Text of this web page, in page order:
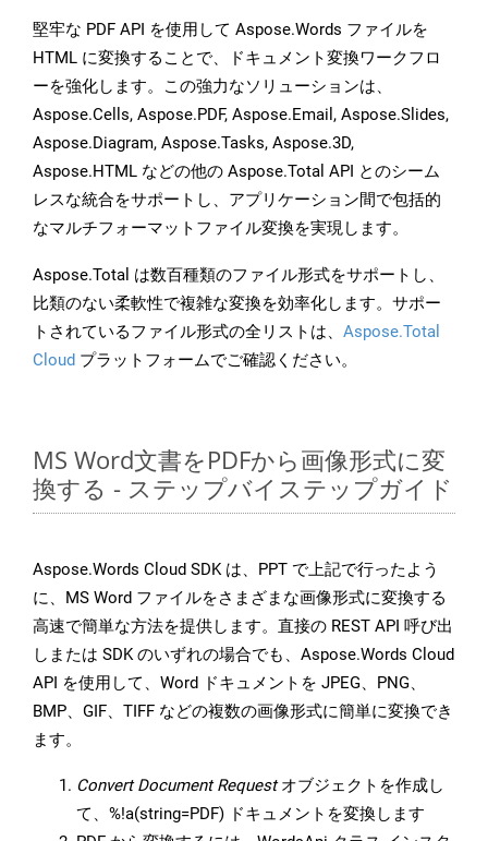
堅牢な PDF API を使用して Aspose.Words ファイルを
HTML に変換することで、ドキュメント変換ワークフロ
ーを強化します。この強力なソリューションは、
Aspose.Cells, Aspose.PDF, Aspose.Email, Aspose.Slides,
Aspose.Diagram, Aspose.Tasks, Aspose.3D,
Aspose.HTML などの他の Aspose.Total API とのシーム
レスな統合をサポートし、アプリケーション間で包括的
なマルチフォーマットファイル変換を実現します。
Aspose.Total は数百種類のファイル形式をサポートし、
比類のない柔軟性で複雑な変換を効率化します。サポー
トされているファイル形式の全リストは、 Aspose.Total
Cloud プラットフォームでご確認ください。
MS Word文書をPDFから画像形式に変
換する - ステップバイステップガイド
Aspose.Words Cloud SDK は、PPT で上記で行ったよう
に、MS Word ファイルをさまざまな画像形式に変換する
高速で簡単な方法を提供します。直接の REST API 呼び出
しまたは SDK のいずれの場合でも、Aspose.Words Cloud
API を使用して、Word ドキュメントを JPEG、PNG、
BMP、GIF、TIFF などの複数の画像形式に簡単に変換でき
ます。
Convert Document Requestオブジェクトを作成し
て、%!a(string=PDF) ドキュメントを変換します